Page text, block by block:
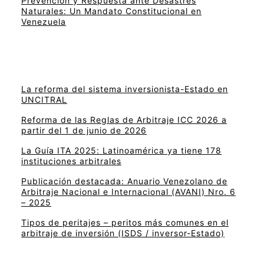
Naturales: Un Mandato Constitucional en
Venezuela
La reforma del sistema inversionista-Estado en
UNCITRAL
Reforma de las Reglas de Arbitraje ICC 2026 a
partir del 1 de junio de 2026
La Guía ITA 2025: Latinoamérica ya tiene 178
instituciones arbitrales
Publicación destacada: Anuario Venezolano de
Arbitraje Nacional e Internacional (AVANI) Nro. 6
– 2025
Tipos de peritajes – peritos más comunes en el
arbitraje de inversión (ISDS / inversor-Estado)